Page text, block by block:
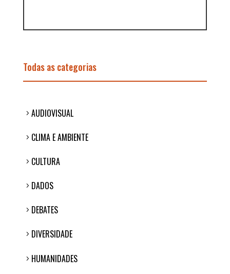
Todas as categorias
AUDIOVISUAL
CLIMA E AMBIENTE
CULTURA
DADOS
DEBATES
DIVERSIDADE
HUMANIDADES